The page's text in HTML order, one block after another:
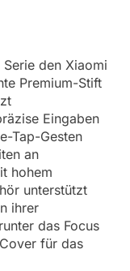
den Xiaomi
Premium-Stift
Eingaben
Tap-Gesten
an
hohem
unterstützt
ihrer
das Focus
für das